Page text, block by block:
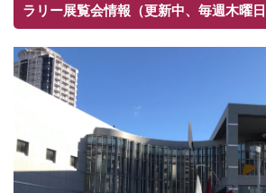
ラリー展覧会情報（更新中、毎週木曜日